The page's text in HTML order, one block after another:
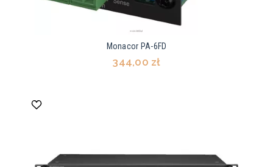
Monacor PA-6FD
344,00 zł